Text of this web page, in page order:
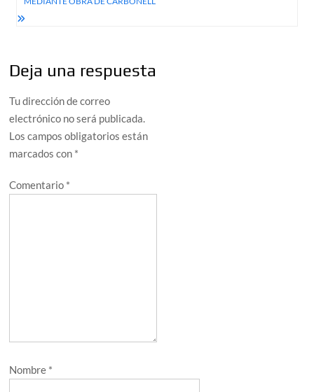
Deja una respuesta
Tu dirección de correo
electrónico no será publicada.
Los campos obligatorios están
marcados con *
Comentario *
Nombre *